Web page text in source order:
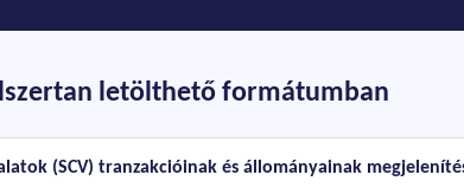
letölthető formátumban
(SCV) tranzakcióinak és állományainak